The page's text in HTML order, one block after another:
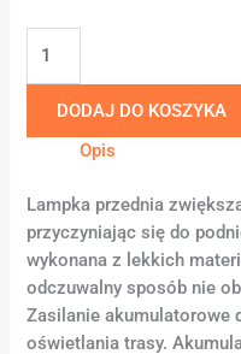
DODAJ DO KOSZYKA
Opis
Lampka przednia
przyczyniając się do
wykonana z lekkich
odczuwalny sposób nie
Zasilanie akumulatorowe
oświetlania trasy.